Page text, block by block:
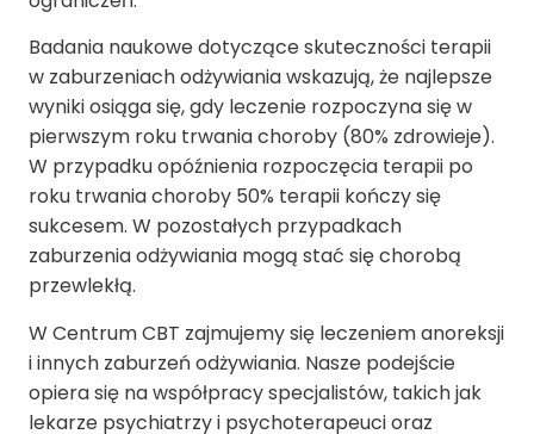
Badania naukowe dotyczące skuteczności terapii
w zaburzeniach odżywiania wskazują, że najlepsze
wyniki osiąga się, gdy leczenie rozpoczyna się w
pierwszym roku trwania choroby (80% zdrowieje).
W przypadku opóźnienia rozpoczęcia terapii po
roku trwania choroby 50% terapii kończy się
sukcesem. W pozostałych przypadkach
zaburzenia odżywiania mogą stać się chorobą
przewlekłą.
W Centrum CBT zajmujemy się leczeniem anoreksji
i innych zaburzeń odżywiania. Nasze podejście
opiera się na współpracy specjalistów, takich jak
lekarze psychiatrzy i psychoterapeuci oraz